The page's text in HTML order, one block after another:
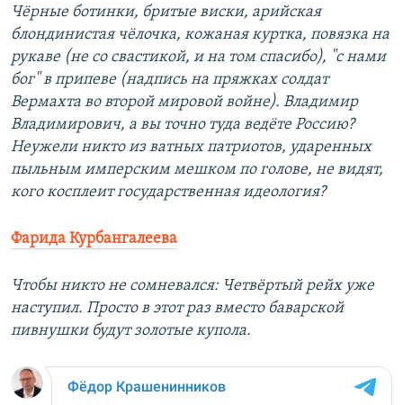
Чёрные ботинки, бритые виски, арийская
блондинистая чёлочка, кожаная куртка, повязка на
рукаве (не со свастикой, и на том спасибо), "с нами
бог" в припеве (надпись на пряжках солдат
Вермахта во второй мировой войне). Владимир
Владимирович, а вы точно туда ведёте Россию?
Неужели никто из ватных патриотов, ударенных
пыльным имперским мешком по голове, не видят,
кого косплеит государственная идеология?
Фарида Курбангалеева
Чтобы никто не сомневался: Четвёртый рейх уже
наступил. Просто в этот раз вместо баварской
пивнушки будут золотые купола.